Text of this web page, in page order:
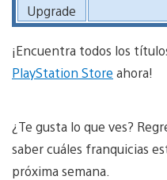
Upgrade
¡Encuentra todos los
PlayStation Store ahora!
¿Te gusta lo que ves?
saber cuáles franquicias
próxima semana.